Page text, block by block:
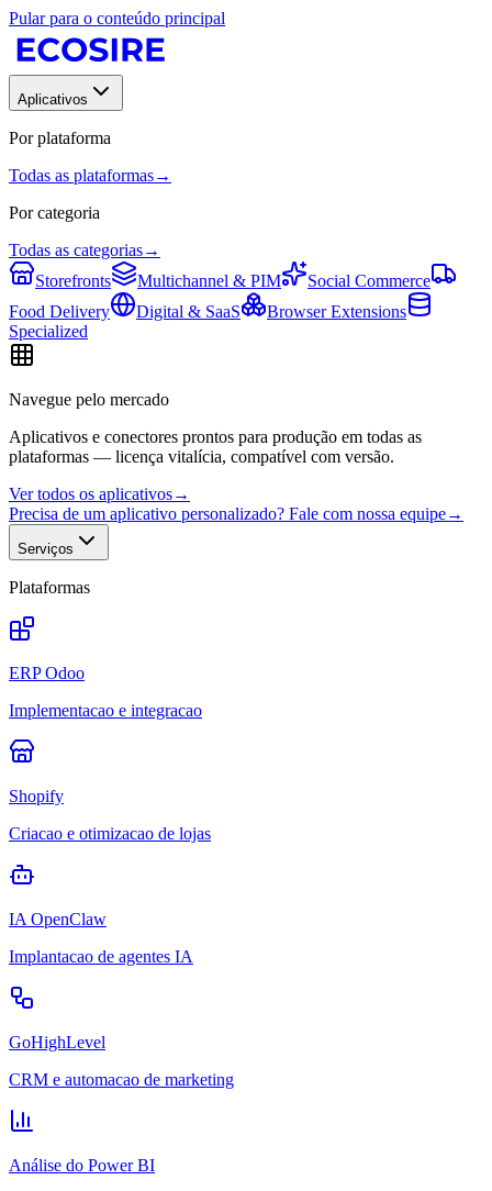
Pular para o conteúdo principal
Aplicativos
Por plataforma
Todas as plataformas→
Por categoria
Todas as categorias→
Storefronts
Multichannel & PIM
Social Commerce
Food Delivery
Digital & SaaS
Browser Extensions
Specialized
Navegue pelo mercado
Aplicativos e conectores prontos para produção em todas as
plataformas — licença vitalícia, compatível com versão.
Ver todos os aplicativos→
Precisa de um aplicativo personalizado? Fale com nossa equipe→
Serviços
Plataformas
ERP Odoo
Implementacao e integracao
Shopify
Criacao e otimizacao de lojas
IA OpenClaw
Implantacao de agentes IA
GoHighLevel
CRM e automacao de marketing
Análise do Power BI